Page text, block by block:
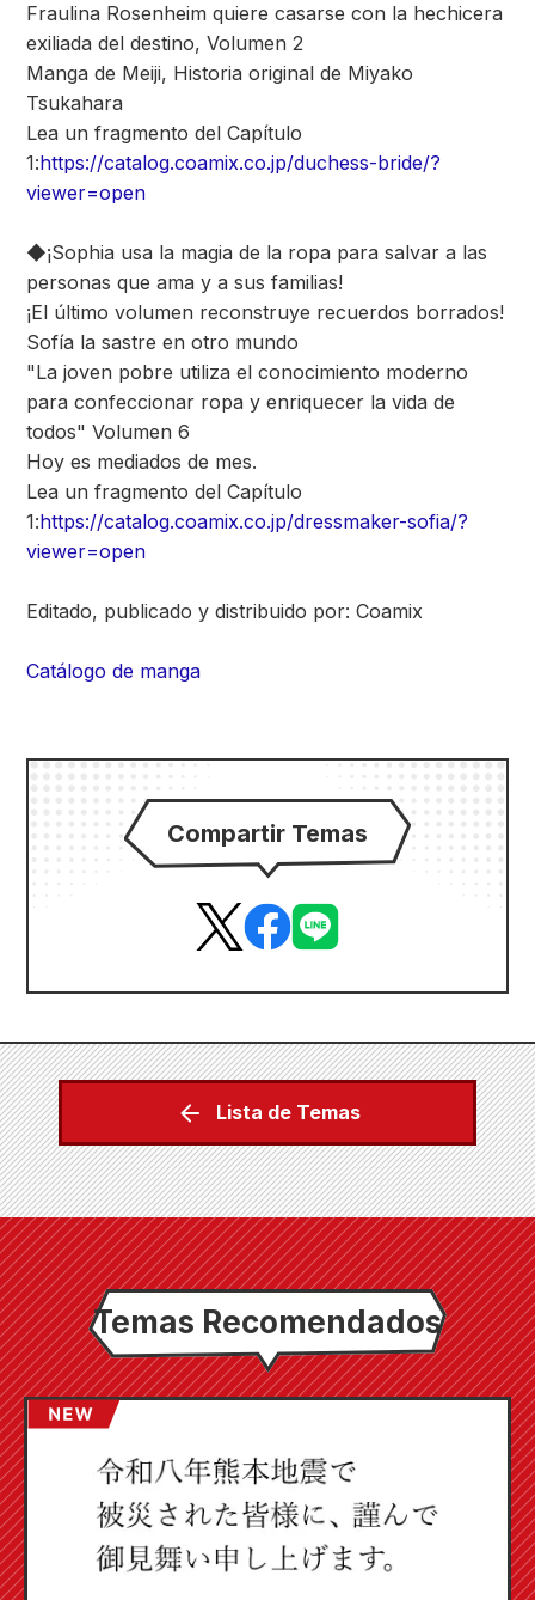
Fraulina Rosenheim quiere casarse con la hechicera
exiliada del destino, Volumen 2
Manga de Meiji, Historia original de Miyako
Tsukahara
Lea un fragmento del Capítulo
1:https://catalog.coamix.co.jp/duchess-bride/?
viewer=open
◆¡Sophia usa la magia de la ropa para salvar a las
personas que ama y a sus familias!
¡El último volumen reconstruye recuerdos borrados!
Sofía la sastre en otro mundo
"La joven pobre utiliza el conocimiento moderno
para confeccionar ropa y enriquecer la vida de
todos" Volumen 6
Hoy es mediados de mes.
Lea un fragmento del Capítulo
1:https://catalog.coamix.co.jp/dressmaker-sofia/?
viewer=open
Editado, publicado y distribuido por: Coamix
Catálogo de manga
Compartir Temas
Lista de Temas
Temas Recomendados